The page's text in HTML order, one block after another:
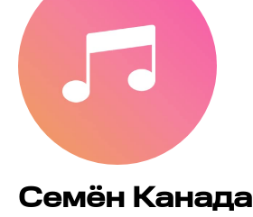
Семён Канада